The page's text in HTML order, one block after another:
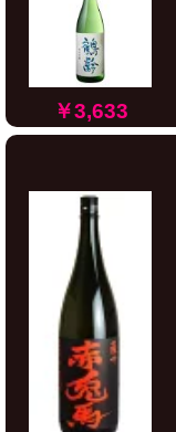
￥3,633